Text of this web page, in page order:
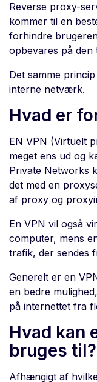
Reverse proxy-
kommer til en
forhindre
opbevares på den
Det samme
interne netværk.
Hvad er
EN VPN (Virtuelt
meget ens ud og
Private Networks
det med en
af proxy og
En VPN vil også
computer, mens
trafik, der sendes
Generelt er en
en bedre
på internettet fra
Hvad kan
bruges til?
Afhængigt af